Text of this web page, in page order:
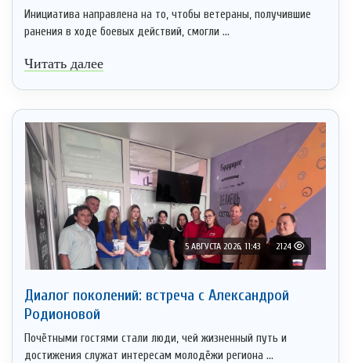
Инициатива направлена на то, чтобы ветераны, получившие
ранения в ходе боевых действий, смогли ...
Читать далее
5 АВГУСТА 2026, 11:43 2124
Диалог поколений: встреча с Александрой
Родионовой
Почётными гостями стали люди, чей жизненный путь и
достижения служат интересам молодёжи региона ...